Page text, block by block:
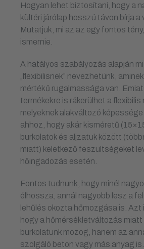
Hogyan lehet biztosítani, hogy a
kültéri járólap hosszú távon bírja
Mutatjuk, mi az az egy fontos
ismernie.
A hatályos szabályozás alapján
„flexibilisnek” nevezhetünk,
mértékű rugalmassága van.
termékekre is rákerülhet a flexibilis
melyeknek alakváltozó
ahhoz, hogy akár kisméretű
burkolatok és aljzatuk között
miatt) keletkező feszültségeket
hőingadozás esetén.
Fontos tudnunk, hogy minél
élhossza, annál nagyobb lesz a
lehűlés okozta hőmozgása is. Azt
hogy a hőmérsékletváltozás miatt
burkolatunk mozog, hanem az
szolgáló beton vagy más anyag is.